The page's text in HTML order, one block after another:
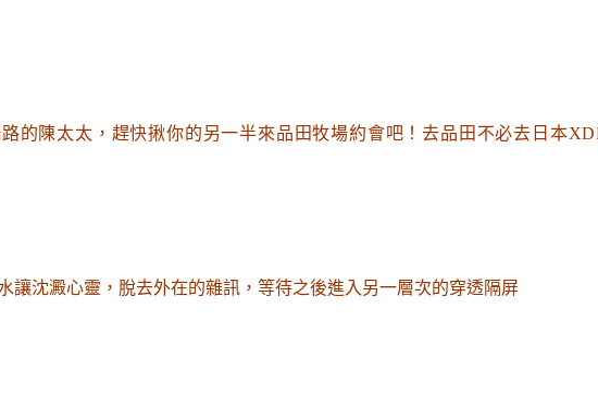
路的陳太太 ，趕快揪你的另一半來品田牧場約會吧 ！去品田不必去日本
讓沈澱心靈，脫去外在的雜訊 ，等待之後進入另一層次的穿透隔屏